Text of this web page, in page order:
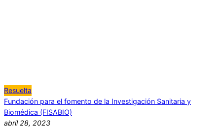
Resuelta
Fundación para el fomento de la Investigación Sanitaria y
Biomédica (FISABIO)
abril 28, 2023